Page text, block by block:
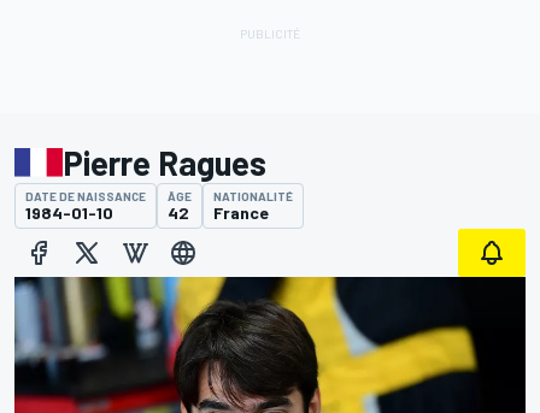
Pierre Ragues
DATE DE NAISSANCE
1984-01-10
ÂGE
42
NATIONALITÉ
France